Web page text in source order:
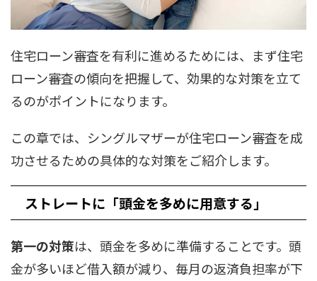
住宅ローン審査を有利に進めるためには、まず住宅
ローン審査の傾向を把握して、効果的な対策を立て
るのがポイントになります。
この章では、シングルマザーが住宅ローン審査を成
功させるための具体的な対策をご紹介します。
ストレートに「頭金を多めに用意する」
第一の対策は、頭金を多めに準備することです。頭
金が多いほど借入額が減り、毎月の返済負担率が下